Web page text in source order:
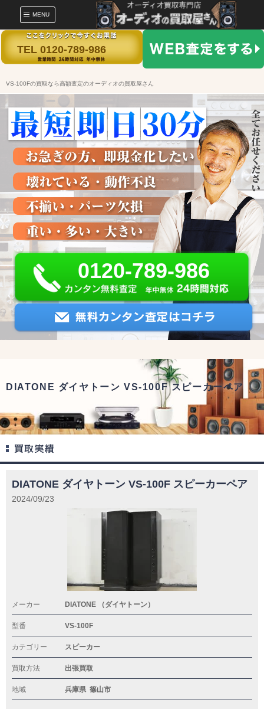
MENU
TEL 0120-789-986
VS-100Fの買取なら高額査定のオーディオの買取屋さん
0120-789-986
DIATONE ダイヤトーン VS-100F スピーカーペア
DIATONE ダイヤトーン VS-100F スピーカーペア
2024/09/23
メーカー DIATONE （ダイヤトーン）
型番 VS-100F
カテゴリー スピーカー
買取方法 出張買取
地域 兵庫県 篠山市